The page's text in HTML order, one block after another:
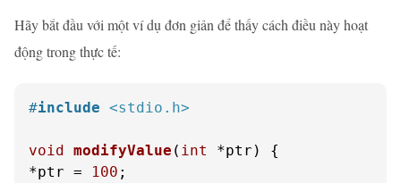
Hãy bắt đầu với một ví dụ đơn giản để thấy cách điều này hoạt
động trong thực tế:
#include <stdio.h>
void modifyValue ( int *ptr)
{
*ptr =
100 ;